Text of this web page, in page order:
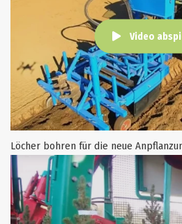
Video
Löcher bohren für die neue